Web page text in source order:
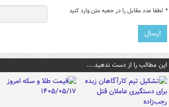
* لطفا عدد مقابل را در جعبه متن وارد کنید
این مطالب را از دست ندهید....